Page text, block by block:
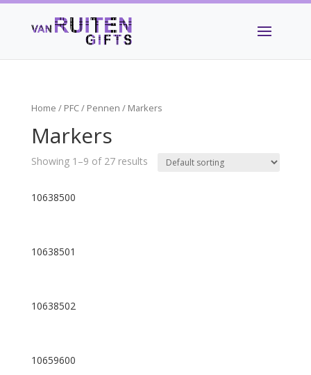
Home / PFC/ Pennen / Markers
Markers
Showing 1–9 of 27 results
10638500
10638501
10638502
10659600